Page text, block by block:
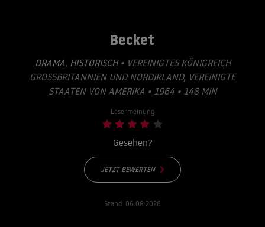
Becket
DRAMA, HISTORISCH• VEREINIGTES KÖNIGREICH
GROSSBRITANNIEN UND NORDIRLAND, VEREINIGTE S
TAATEN VON AMERIKA • 1964 • 148 MIN
Lesermeinung
Gesehen?
JETZT BEWERTEN
Stand: 06.08.2026